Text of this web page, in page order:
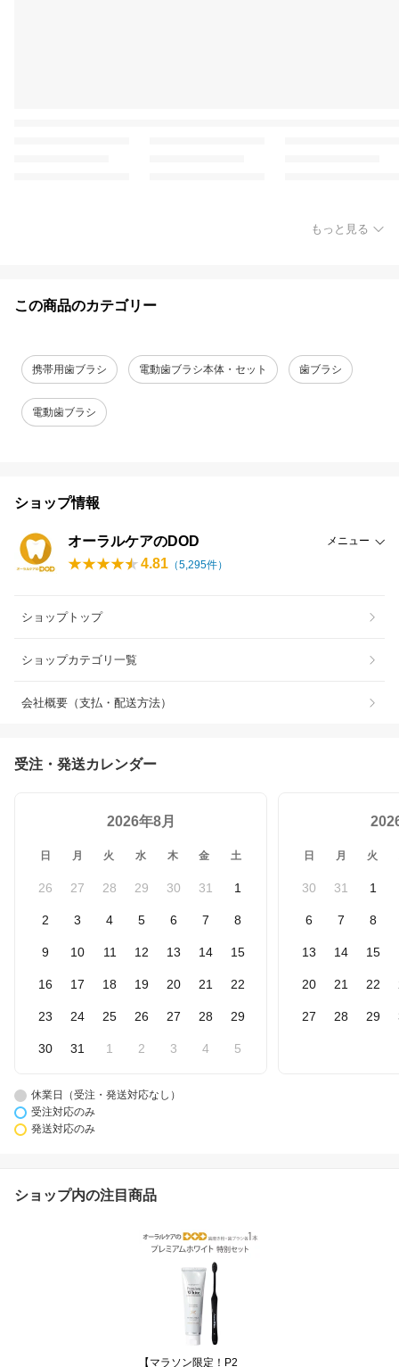
もっと見る
この商品のカテゴリー
携帯用歯ブラシ 電動歯ブラシ本体・セット 歯ブラシ
電動歯ブラシ
ショップ情報
オーラルケアのDOD メニュー
4.81 （5,295件）
ショップトップ
ショップカテゴリ一覧
会社概要（支払・配送方法）
受注・発送カレンダー
2026年8月
日 月 火 水 木 金 土
26 27 28 29 30 31 1
2 3 4 5 6 7 8
9 10 11 12 13 14 15
16 17 18 19 20 21 22
23 24 25 26 27 28 29
30 31 1 2 3 4 5
日 月 火
30 31 1
6 7 8
13 14 15
20 21 22
27 28 29
休業日（受注・発送対応なし）
受注対応のみ
発送対応のみ
ショップ内の注目商品
【マラソン限定！P2